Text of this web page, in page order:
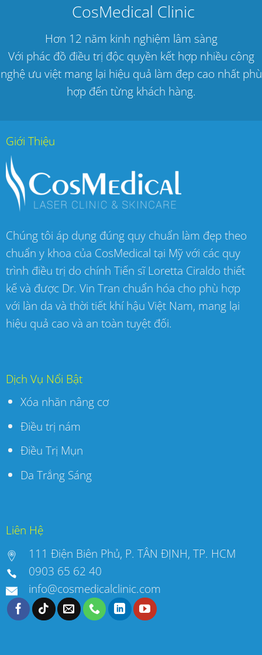
CosMedical Clinic
Hơn 12 năm kinh nghiệm lâm sàng
Với phác đồ điều trị độc quyền kết hợp nhiều công
nghệ ưu việt mang lại hiệu quả làm đẹp cao nhất phù
hợp đến từng khách hàng.
Giới Thiệu
Chúng tôi áp dụng đúng quy chuẩn làm đẹp theo
chuẩn y khoa của CosMedical tại Mỹ với các quy
trình điều trị do chính Tiến sĩ Loretta Ciraldo thiết
kế và được Dr. Vin Tran chuẩn hóa cho phù hợp
với làn da và thời tiết khí hậu Việt Nam, mang lại
hiệu quả cao và an toàn tuyệt đối.
Dịch Vụ Nổi Bật
Xóa nhăn nâng cơ
Điều trị nám
Điều Trị Mụn
Da Trắng Sáng
Liên Hệ
111 Điện Biên Phủ, P. TÂN ĐỊNH, TP. HCM
0903 65 62 40
info@cosmedicalclinic.com